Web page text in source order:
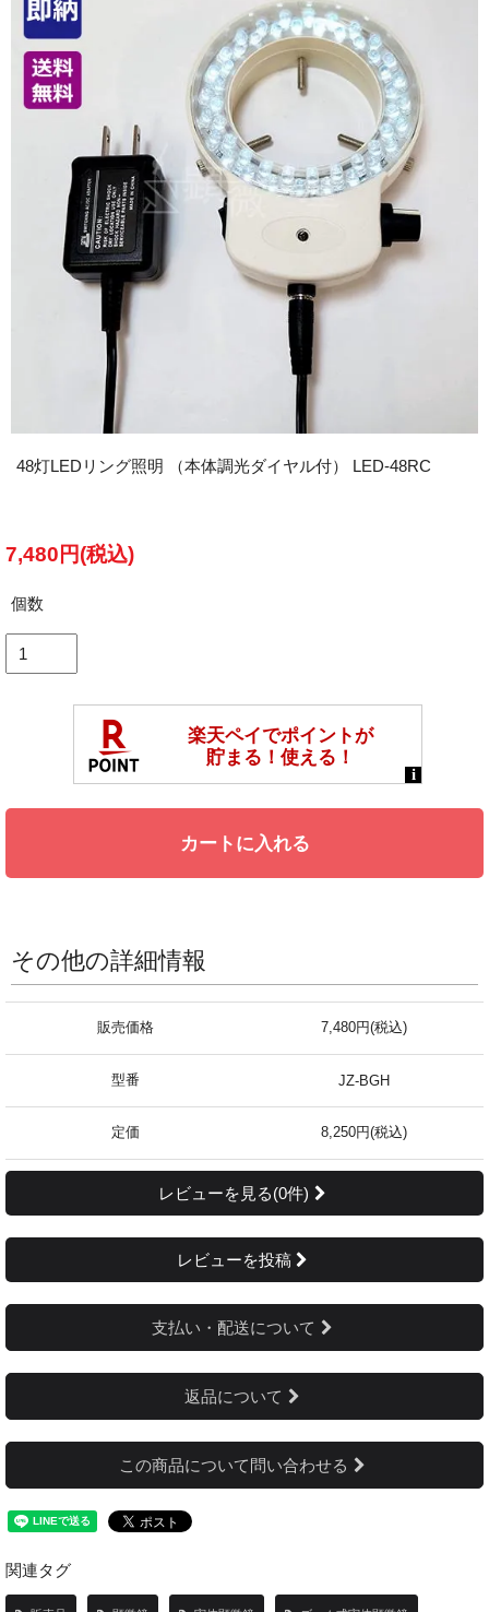
48灯LEDリング照明 （本体調光ダイヤル付） LED-48RC
7,480円(税込)
個数
カートに入れる
その他の詳細情報
販売価格 7,480円(税込)
型番 JZ-BGH
定価 8,250円(税込)
レビューを見る(0件)
レビューを投稿
支払い・配送について
返品について
この商品について問い合わせる
関連タグ